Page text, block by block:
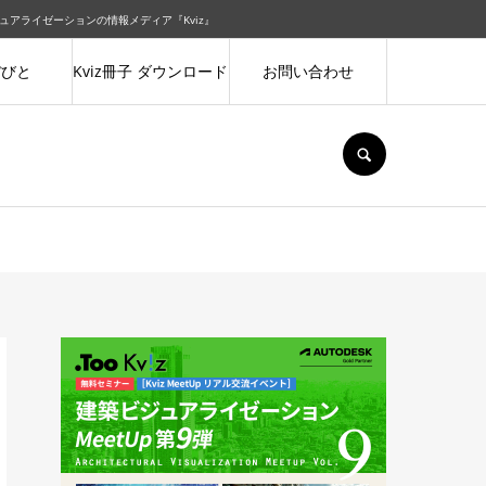
ライゼーションの情報メディア『Kviz』
と Kviz冊子 ダウンロード お問い合わせ